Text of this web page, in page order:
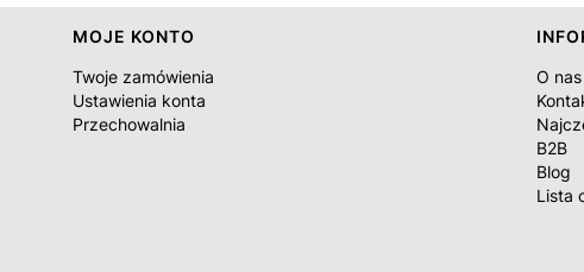
MOJE KONTO
Twoje zamówienia
Ustawienia konta
Przechowalnia
O nas
B2B
Blog
Lista